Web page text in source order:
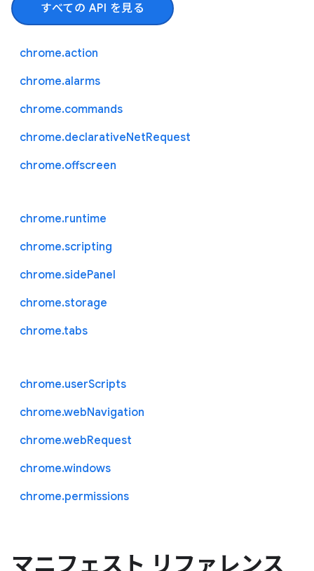
すべての API を見る
chrome.action
chrome.alarms
chrome.commands
chrome.declarativeNetRequest
chrome.offscreen
chrome.runtime
chrome.scripting
chrome.sidePanel
chrome.storage
chrome.tabs
chrome.userScripts
chrome.webNavigation
chrome.webRequest
chrome.windows
chrome.permissions
マニフェスト リファレンス